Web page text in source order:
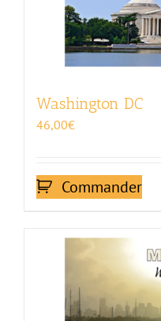
Washington DC
46,00€
Commander